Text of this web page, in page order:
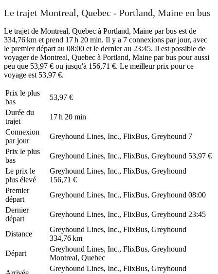
Le trajet Montreal, Quebec - Portland, Maine en bus
Le trajet de Montreal, Quebec à Portland, Maine par bus est de
334,76 km et prend 17 h 20 min. Il y a 7 connexions par jour, avec
le premier départ au 08:00 et le dernier au 23:45. Il est possible de
voyager de Montreal, Quebec à Portland, Maine par bus pour aussi
peu que 53,97 € ou jusqu'à 156,71 €. Le meilleur prix pour ce
voyage est 53,97 €.
Prix ​​le plus
bas
53,97 €
Durée du
trajet
17 h 20 min
Connexion
par jour
Greyhound Lines, Inc., FlixBus, Greyhound 7
Prix ​​le plus
bas
Greyhound Lines, Inc., FlixBus, Greyhound 53,97 €
Le prix le
plus élevé
Greyhound Lines, Inc., FlixBus, Greyhound
156,71 €
Premier
départ
Greyhound Lines, Inc., FlixBus, Greyhound 08:00
Dernier
départ
Greyhound Lines, Inc., FlixBus, Greyhound 23:45
Distance
Greyhound Lines, Inc., FlixBus, Greyhound
334,76 km
Départ
Greyhound Lines, Inc., FlixBus, Greyhound
Montreal, Quebec
Greyhound Lines, Inc., FlixBus, Greyhound